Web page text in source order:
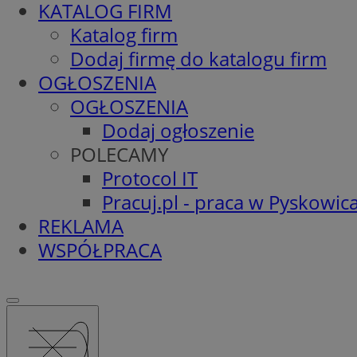
KATALOG FIRM
Katalog firm
Dodaj firmę do katalogu firm
OGŁOSZENIA
OGŁOSZENIA
Dodaj ogłoszenie
POLECAMY
Protocol IT
Pracuj.pl - praca w
REKLAMA
WSPÓŁPRACA